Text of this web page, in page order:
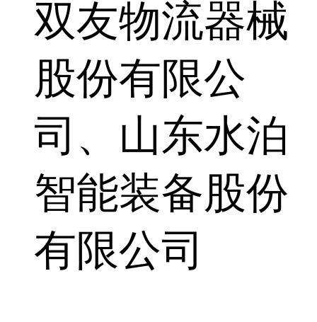
双友物流器械
股份有限公
司、山东水泊
智能装备股份
有限公司